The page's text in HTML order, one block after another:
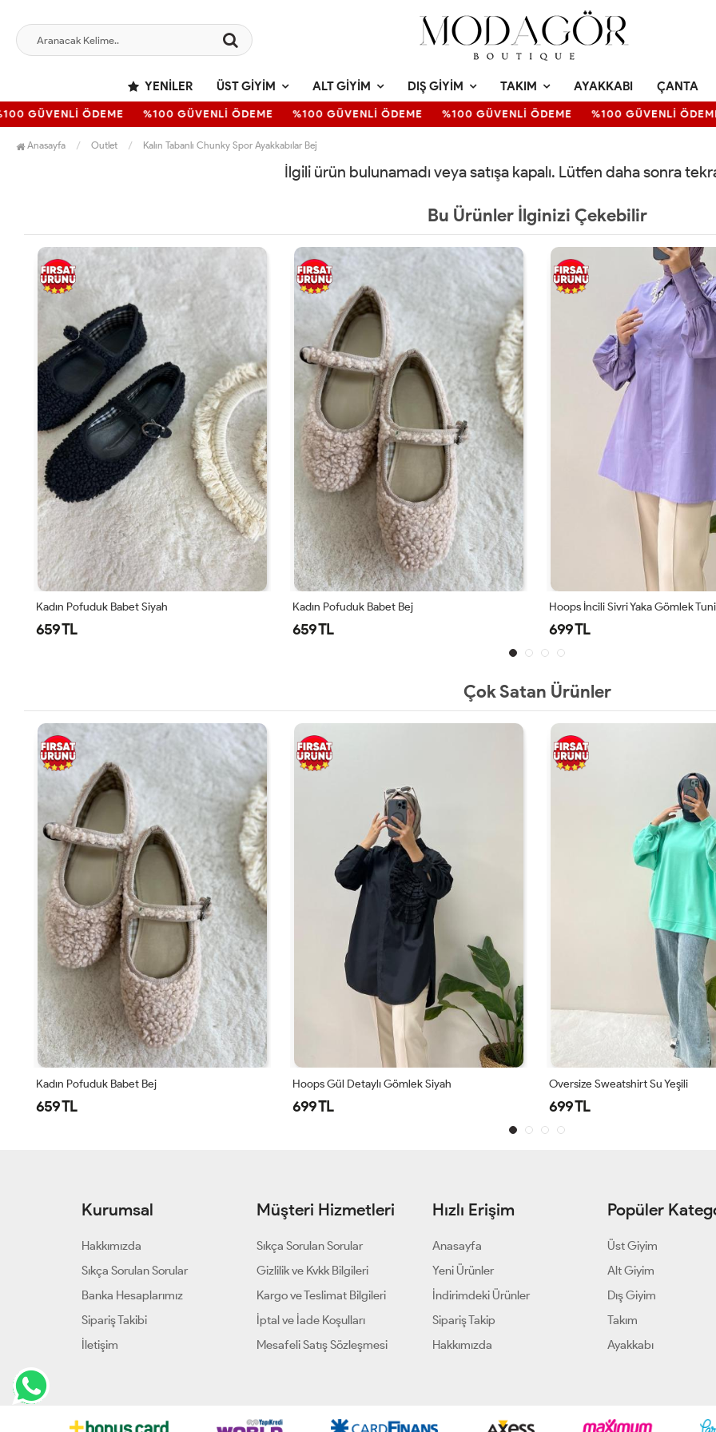
YENILER ÜST GIYIM ALT GIYIM DIŞ GIYIM TAKIM AYAKKABI ÇANTA
GÜVENLİ ÖDEME %100 GÜVENLİ ÖDEME %100 GÜVENLİ ÖDEME %100 GÜVENLİ ÖDEME %100 GÜVENLİ ÖDEME
Anasayfa Outlet Kalın Tabanlı Chunky Spor Ayakkabılar Bej
İlgili ürün bulunamadı veya satışa kapalı. Lütfen daha sonra
Bu Ürünler İlginizi Çekebilir
Kadın Pofuduk Babet Bej
659 TL
Hoops İncili Sivri Yaka Gömlek Tunik Lila
699 TL
Hoops İncili Sivri Yaka Gömlek
699 TL
Çok Satan Ürünler
Hoops Gül Detaylı Gömlek Siyah
699 TL
Oversize Sweatshirt Su Yeşili
699 TL
Kadın Püsküllü Gömlek Siyah
699 TL
Kurumsal
Hakkımızda
Sıkça Sorulan Sorular
Banka Hesaplarımız
Sipariş Takibi
İletişim
Müşteri Hizmetleri
Sıkça Sorulan Sorular
Gizlilik ve Kvkk Bilgileri
Kargo ve Teslimat Bilgileri
İptal ve İade Koşulları
Mesafeli Satış Sözleşmesi
Hızlı Erişim
Anasayfa
Yeni Ürünler
İndirimdeki Ürünler
Sipariş Takip
Hakkımızda
Popüler
Üst Giyim
Alt Giyim
Dış Giyim
Takım
Ayakkabı